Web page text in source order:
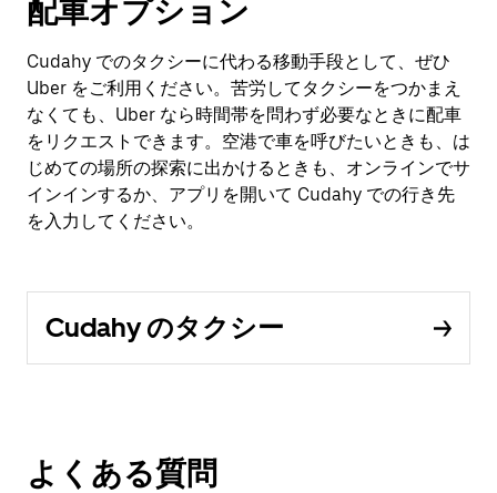
配車オプション
Cudahy でのタクシーに代わる移動手段として、ぜひ
Uber をご利用ください。苦労してタクシーをつかまえ
なくても、Uber なら時間帯を問わず必要なときに配車
をリクエストできます。空港で車を呼びたいときも、は
じめての場所の探索に出かけるときも、オンラインでサ
インインするか、アプリを開いて Cudahy での行き先
を入力してください。
Cudahy のタクシー
よくある質問